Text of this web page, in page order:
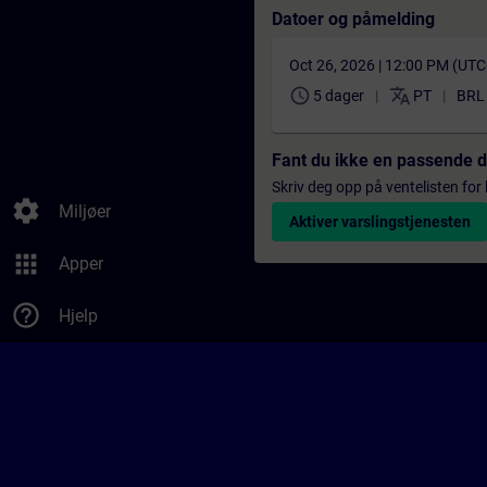
settings Miljøer
apps Apper
help_outline Hjelp
Datoer og påmelding
Oct 26, 2026 | 12:00 PM
schedule 5 dager translate PT
Fant du ikke en passende
Skriv deg opp på ventelisten
Aktiver varslingstjenesten